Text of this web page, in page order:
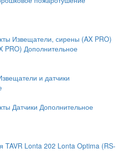
Извещатели, сирены (AX PRO)
PRO) Дополнительное
и датчики
Датчики Дополнительное
TAVR Lonta 202 Lonta Optima (RS-